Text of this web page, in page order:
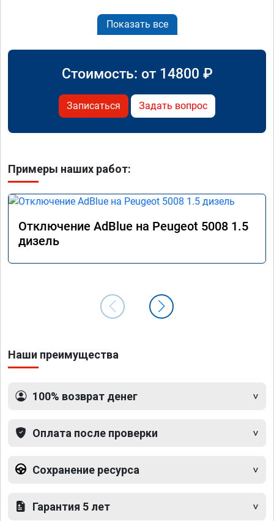
Показать все
Стоимость: от 14800 ₽
Записаться Задать вопрос
Примеры наших работ:
Отключение AdBlue на Peugeot 5008 1.5
дизель
Наши преимущества
100% возврат денег
Оплата после проверки
Сохранение ресурса
Гарантия 5 лет